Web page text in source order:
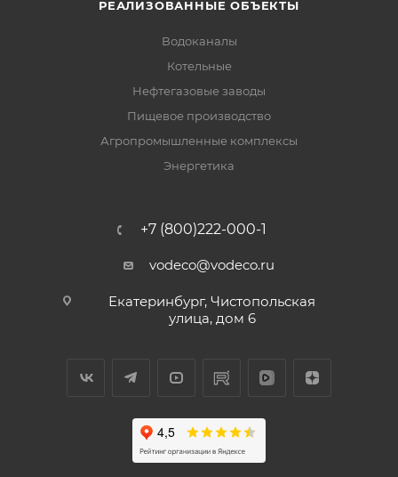
РЕАЛИЗОВАННЫЕ ОБЪЕКТЫ
Водоканалы
Котельные
Нефтегазовые заводы
Пищевое производство
Агропромышленные комплексы
Энергетика
+7 (800)222-000-1
vodeco@vodeco.ru
Екатеринбург, Чистопольская
улица, дом 6